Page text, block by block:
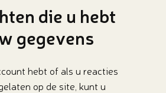
die u hebt
gegevens
hebt of als u reacties
op de site, kunt u